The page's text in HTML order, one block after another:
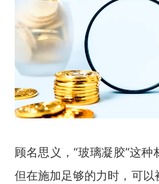
顾名思义，“玻璃凝胶”这种
但在施加足够的力时，可